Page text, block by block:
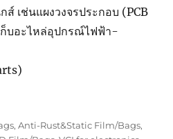
เช่นแผงวงจรประกอบ (PCB
บอะไหล่อุปกรณ์ไฟฟ้า-
,Anti-Rust&Static Film/Bags,